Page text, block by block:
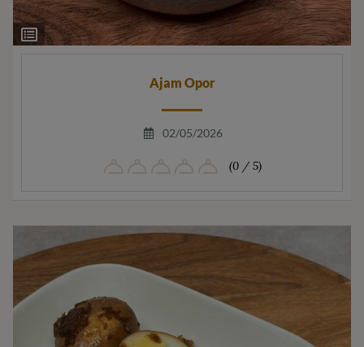
Ingrediëntenlijst
Ajam Opor
02/05/2026
(0 / 5)